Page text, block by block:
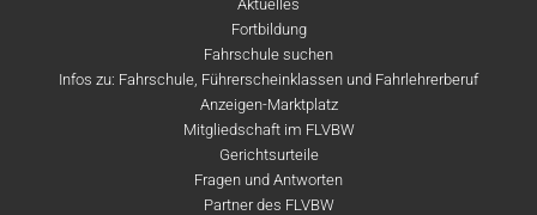
Aktuelles
Fortbildung
Fahrschule suchen
Infos zu: Fahrschule, Führerscheinklassen und Fahrlehrerberuf
Anzeigen-Marktplatz
Mitgliedschaft im FLVBW
Gerichtsurteile
Fragen und Antworten
Partner des FLVBW